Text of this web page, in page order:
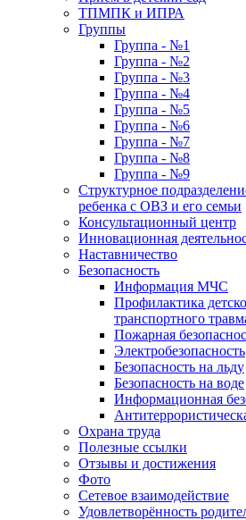
ТПМПК и ИПРА
Группы
Группа - №1
Группа - №2
Группа - №3
Группа - №4
Группа - №5
Группа - №6
Группа - №7
Группа - №8
Группа - №9
Структурное
ребенка с ОВЗ и его семьи
Консультационный центр
Инновационная
Наставничество
Безопасность
Информация МЧС
Профилактика
транспортного
Пожарная
Электробезопасность
Безопасность на льду
Безопасность на воде
Информационная
Охрана труда
Полезные ссылки
Отзывы и достижения
Фото
Сетевое взаимодействие
Удовлетворённость